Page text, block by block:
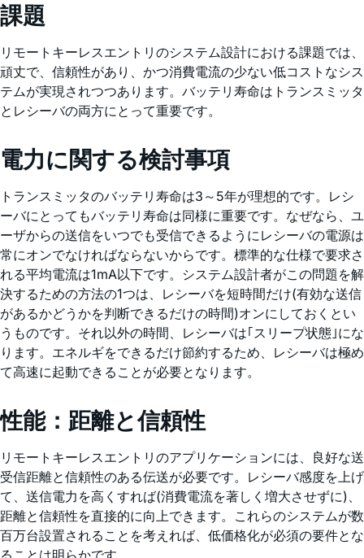
課題
リモートキーレスエントリのシステム設計における課題では、
頑丈で、信頼性があり、かつ消費電流の少ない低コストなシス
テムが実現されつつあります。バッテリ寿命はトランスミッタ
とレシーバの両方にとって重要です。
電力に関する検討事項
トランスミッタのバッテリ寿命は3～5年が理想的です。レシ
ーバにとってもバッテリ寿命は同様に重要です。なぜなら、ユ
ーザからの送信をいつでも受信できるようにレシーバの電源は
常にオンでなければならないからです。標準的な仕様で要求さ
れる平均電流は1mA以下です。システム設計者がこの問題を解
決するための方法の1つは、レシーバを短時間だけ(有効な送信
があるかどうかを判断できるだけの時間)オンにしておくとい
うものです。それ以外の時間、レシーバは｢スリープ状態｣にな
ります。エネルギをできるだけ節約するため、レシーバは極め
て高速に起動できることが必要となります。
性能：距離と信頼性
リモートキーレスエントリのアプリケーションには、良好な送
受信距離と信頼性のある伝送が必要です。レシーバ感度を上げ
て、送信電力を高くすれば(消費電流を著しく増大させずに)、
距離と信頼性を直接的に向上できます。これらのシステムが数
百万台設置されることを考えれば、低価格化が必須の要件とな
ることは明らかです。